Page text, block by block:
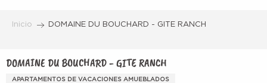
Inicio DOMAINE DU BOUCHARD - GITE RANCH
DOMAINE DU BOUCHARD - GITE RANCH
APARTAMENTOS DE VACACIONES AMUEBLADOS